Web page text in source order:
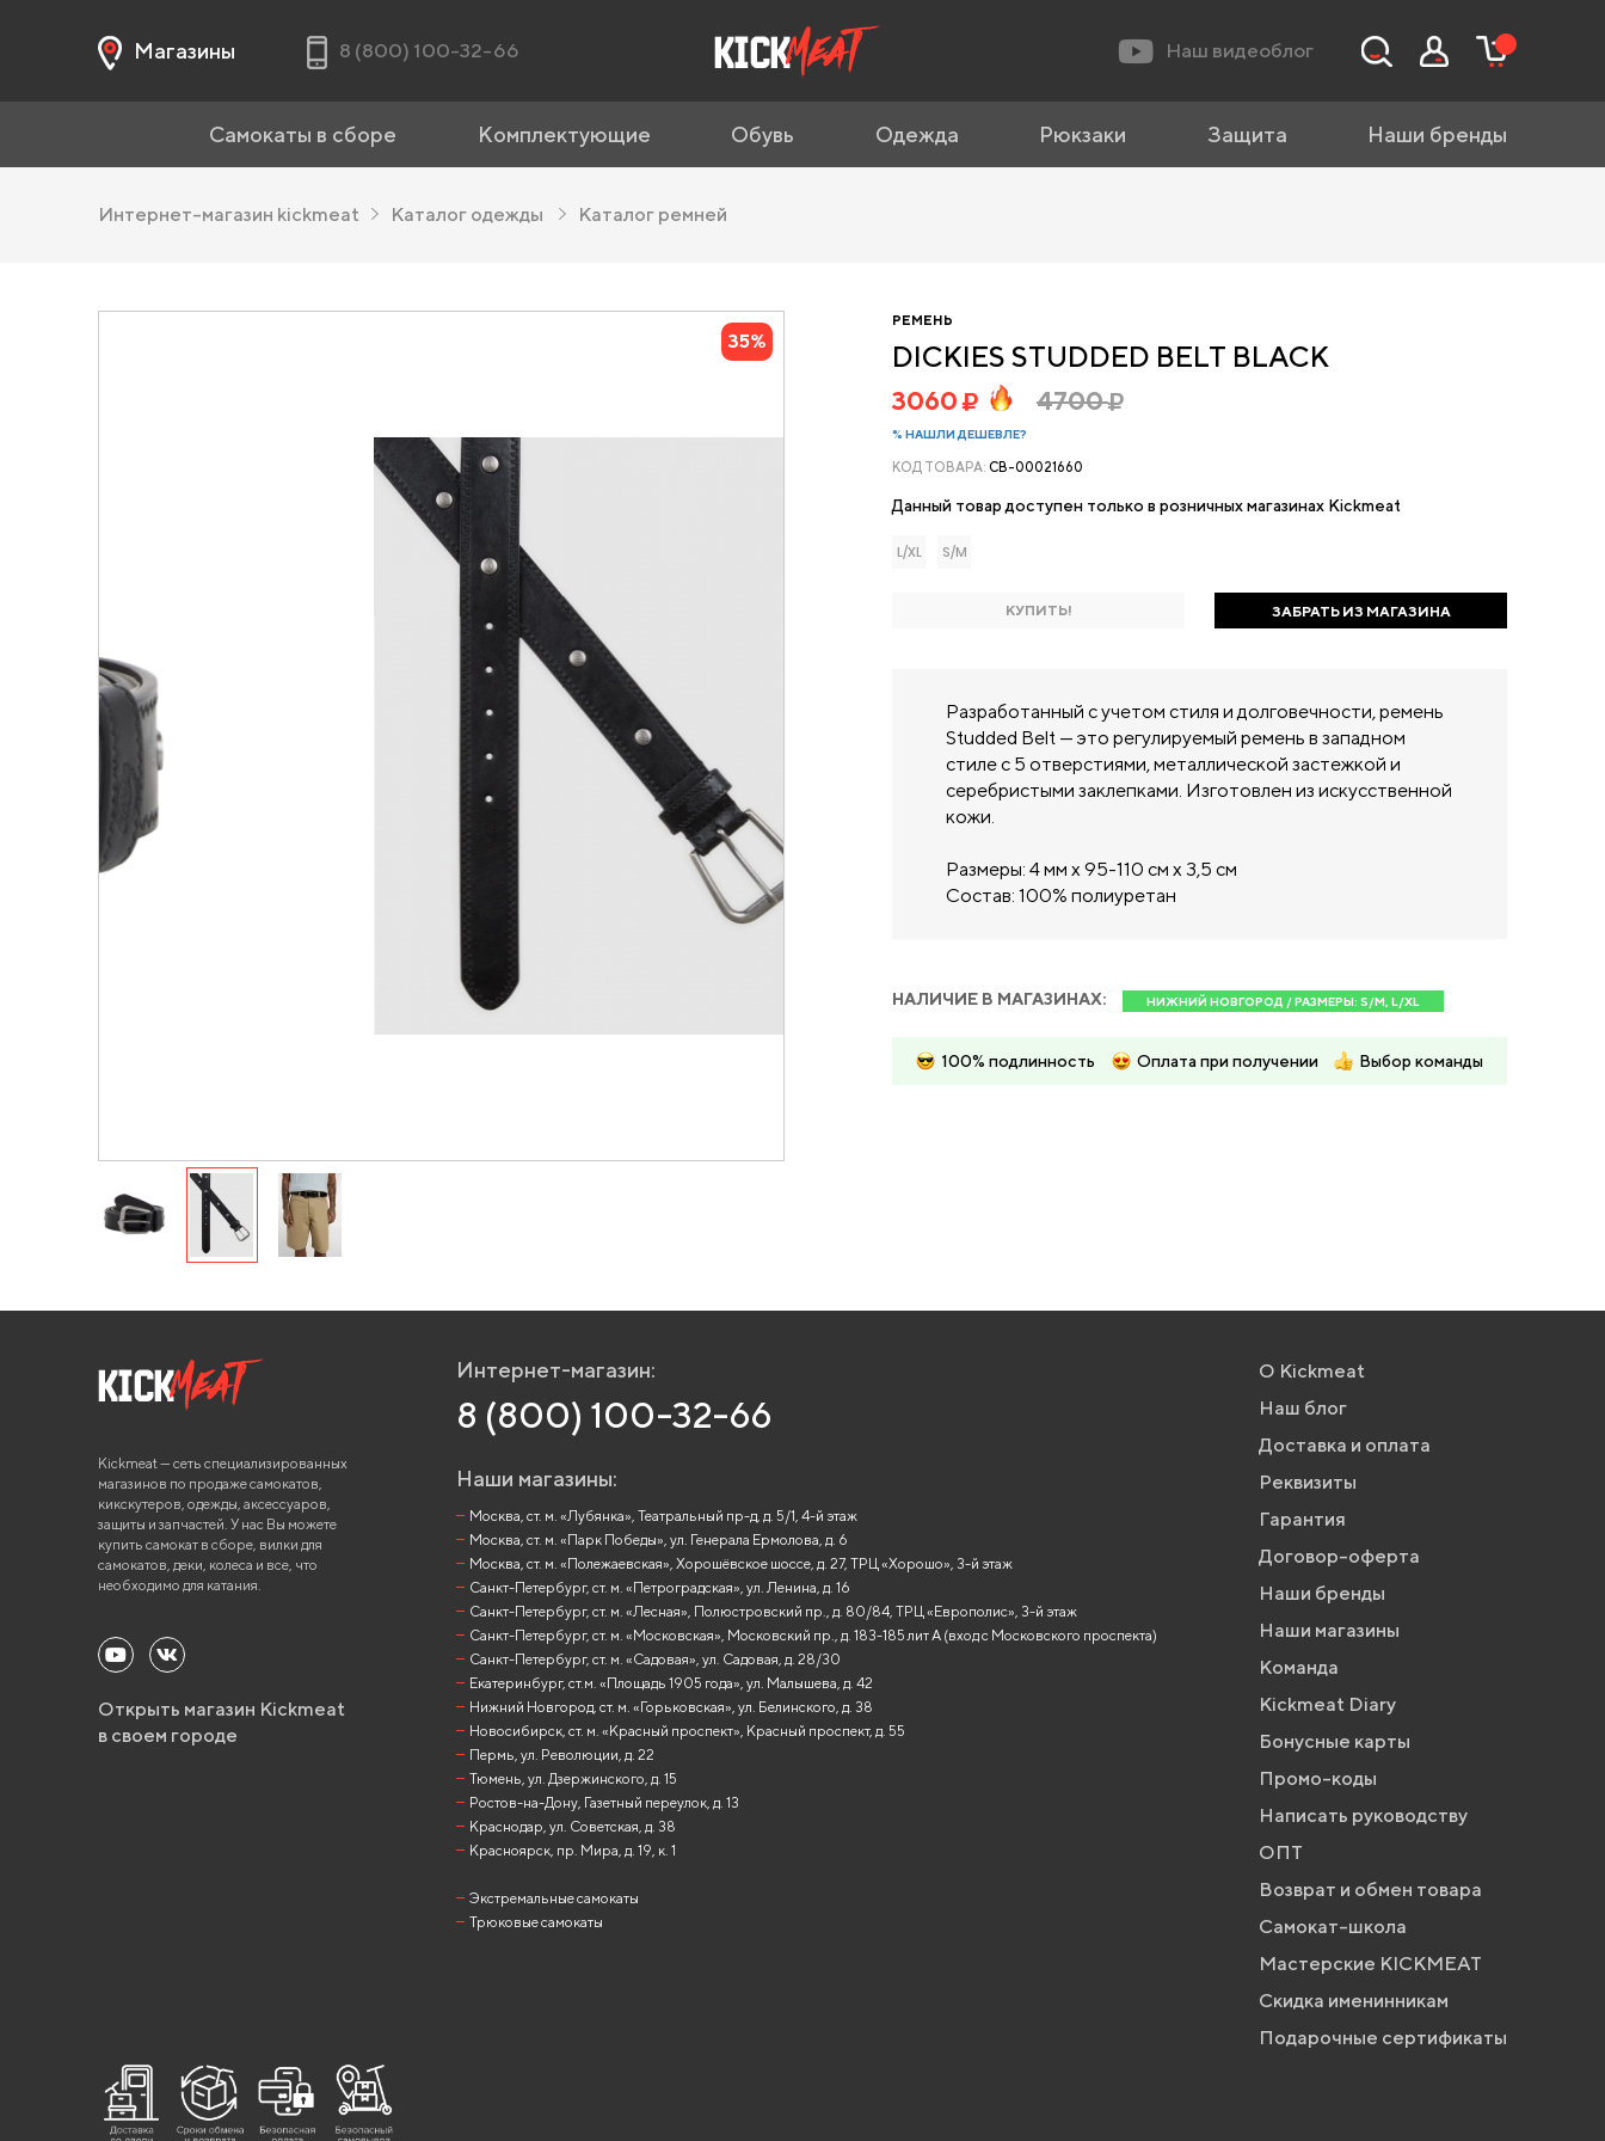
Магазины 8 (800) 100-32-66 Наш видеоблог
Самокаты в сборе Комплектующие Обувь Одежда Рюкзаки Защита Наши бренды
Интернет-магазин kickmeat Каталог одежды Каталог ремней
35%
РЕМЕНЬ
DICKIES STUDDED BELT BLACK
3060 4700
% НАШЛИ ДЕШЕВЛЕ?
КОД ТОВАРА: CB-00021660
Данный товар доступен только в розничных магазинах Kickmeat
L/XL S/M
КУПИТЬ! ЗАБРАТЬ ИЗ МАГАЗИНА
Разработанный с учетом стиля и долговечности, ремень
Studded Belt — это регулируемый ремень в западном
стиле с 5 отверстиями, металлической застежкой и
серебристыми заклепками. Изготовлен из искусственной
кожи.
Размеры: 4 мм x 95-110 см x 3,5 см
Состав: 100% полиуретан
НАЛИЧИЕ В МАГАЗИНАХ: НИЖНИЙ НОВГОРОД / РАЗМЕРЫ: S/M, L/XL
100% подлинность Оплата при получении Выбор команды
Kickmeat — сеть специализированных
магазинов по продаже самокатов,
кикскутеров, одежды, аксессуаров,
защиты и запчастей. У нас Вы можете
купить самокат в сборе, вилки для
самокатов, деки, колеса и все, что
необходимо для катания.
Открыть магазин Kickmeat
в своем городе
Интернет-магазин:
8 (800) 100-32-66
Наши магазины:
Москва, ст. м. «Лубянка», Театральный пр-д, д. 5/1, 4-й этаж
Москва, ст. м. «Парк Победы», ул. Генерала Ермолова, д. 6
Москва, ст. м. «Полежаевская», Хорошёвское шоссе, д. 27, ТРЦ «Хорошо», 3-й этаж
Санкт-Петербург, ст. м. «Петроградская», ул. Ленина, д. 16
Санкт-Петербург, ст. м. «Лесная», Полюстровский пр., д. 80/84, ТРЦ «Европолис», 3-й этаж
Санкт-Петербург, ст. м. «Московская», Московский пр., д. 183-185 лит А (вход с Московского проспекта)
Санкт-Петербург, ст. м. «Садовая», ул. Садовая, д. 28/30
Екатеринбург, ст.м. «Площадь 1905 года», ул. Малышева, д. 42
Нижний Новгород, ст. м. «Горьковская», ул. Белинского, д. 38
Новосибирск, ст. м. «Красный проспект», Красный проспект, д. 55
Пермь, ул. Революции, д. 22
Тюмень, ул. Дзержинского, д. 15
Ростов-на-Дону, Газетный переулок, д. 13
Краснодар, ул. Советская, д. 38
Красноярск, пр. Мира, д. 19, к. 1
Экстремальные самокаты
Трюковые самокаты
О Kickmeat
Наш блог
Доставка и оплата
Реквизиты
Гарантия
Договор-оферта
Наши бренды
Наши магазины
Команда
Kickmeat Diary
Бонусные карты
Промо-коды
Написать руководству
ОПТ
Возврат и обмен товара
Самокат-школа
Мастерские KICKMEAT
Скидка именинникам
Подарочные сертификаты